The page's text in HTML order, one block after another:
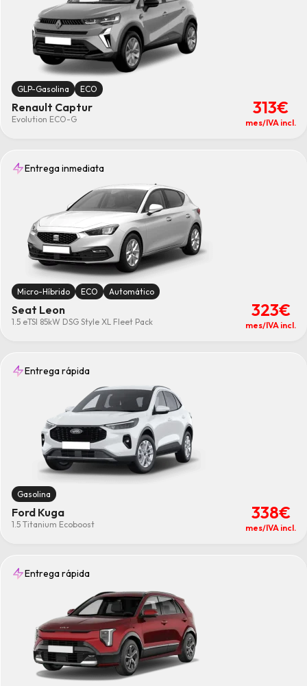
GLP-Gasolina ECO
Renault Captur
Evolution ECO-G
313€
mes/IVA incl.
Entrega inmediata
Micro-Híbrido ECO Automático
Seat Leon
1.5 eTSI 85kW DSG Style XL Fleet Pack
323€
mes/IVA incl.
Entrega rápida
Gasolina
Ford Kuga
1.5 Titanium Ecoboost
338€
mes/IVA incl.
Entrega rápida